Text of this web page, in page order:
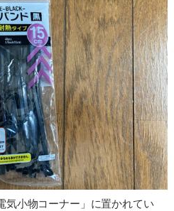
気小物コーナー」に置かれてい